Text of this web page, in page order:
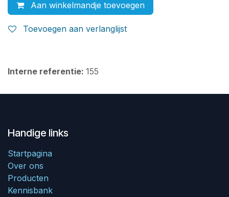
Aan winkelmandje toevoegen
Toevoegen aan verlanglijst
Interne referentie: 155
Handige links
Startpagina
Over ons
Producten
Kennisbank